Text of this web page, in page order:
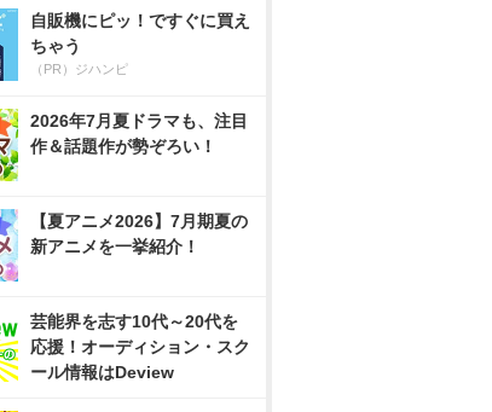
自販機にピッ！ですぐに買え
ちゃう
（PR）ジハンピ
2026年7月夏ドラマも、注目
作＆話題作が勢ぞろい！
【夏アニメ2026】7月期夏の
新アニメを一挙紹介！
芸能界を志す10代～20代を
応援！オーディション・スク
ール情報はDeview